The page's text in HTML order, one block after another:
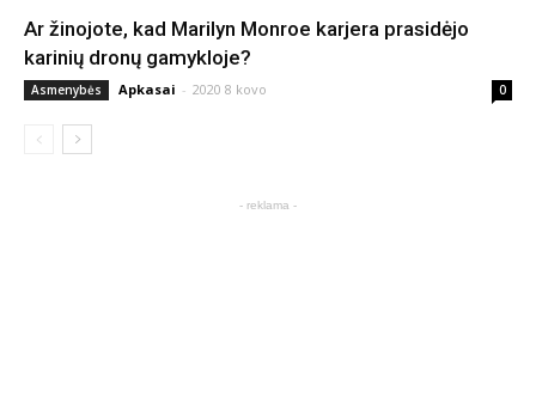
Ar žinojote, kad Marilyn Monroe karjera prasidėjo
karinių dronų gamykloje?
Asmenybės Apkasai - 2020 8 kovo 0
- reklama -